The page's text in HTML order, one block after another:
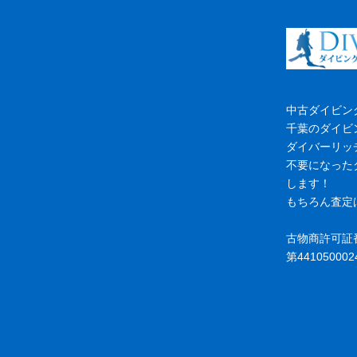
中古ダイビン
千葉のダイビ
ダイバーリ
不要になった
します！
もちろん査定
古物商許可証
第